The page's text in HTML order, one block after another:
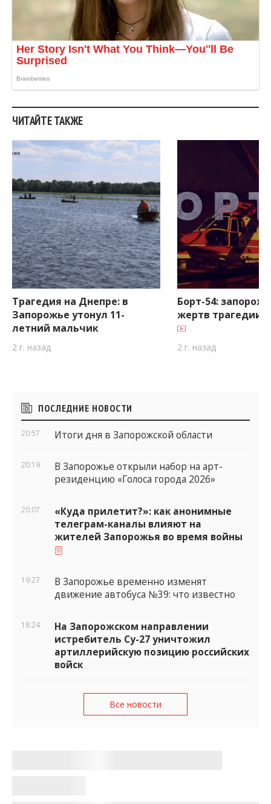
ЧИТАЙТЕ ТАКЖЕ
Трагедия на Днепре: в
Запорожье утонул 11-
летний мальчик
2 г. назад
Борт-54:
жертв трагедии
2 г. назад
Боковые
виджеты
ПОСЛЕДНИЕ НОВОСТИ
20:57 Итоги дня в Запорожской области
20:19
В Запорожье открыли набор на арт-
резиденцию «Голоса города 2026»
20:07
«Куда прилетит?»: как анонимные
телеграм-каналы влияют на
жителей Запорожья во время войны
19:27
В Запорожье временно изменят
движение автобуса №39: что известно
18:24
На Запорожском направлении
истребитель Су-27 уничтожил
артиллерийскую позицию российских
войск
Все новости